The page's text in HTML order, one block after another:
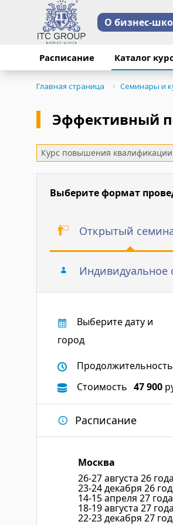
О бизнес-
Расписание Каталог
Главная страница Семинары и
Эффективный
Курс повышения
Выберите формат
Открытый
Индивидуальное
Выберите дату и
город
Продолжительность
Стоимость 47 900
Расписание
Москва
26-27 августа 26 года
23-24 декабря 26
14-15 апреля 27 года
18-19 августа 27 года
22-23 декабря 27